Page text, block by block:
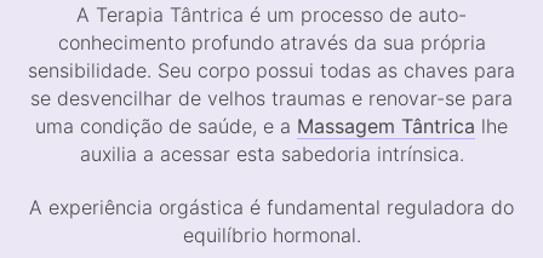
A Terapia Tântrica é um processo de auto-
conhecimento profundo através da sua própria
sensibilidade. Seu corpo possui todas as chaves para
se desvencilhar de velhos traumas e renovar-se para
uma condição de saúde, e a Massagem Tântrica lhe
auxilia a acessar esta sabedoria intrínsica.
A experiência orgástica é fundamental reguladora do
equilíbrio hormonal.